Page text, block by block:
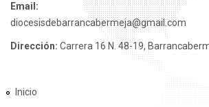
Email:
diocesisdebarrancabermeja@gmail.com
Dirección: Carrera 16 N. 48-19,
Inicio